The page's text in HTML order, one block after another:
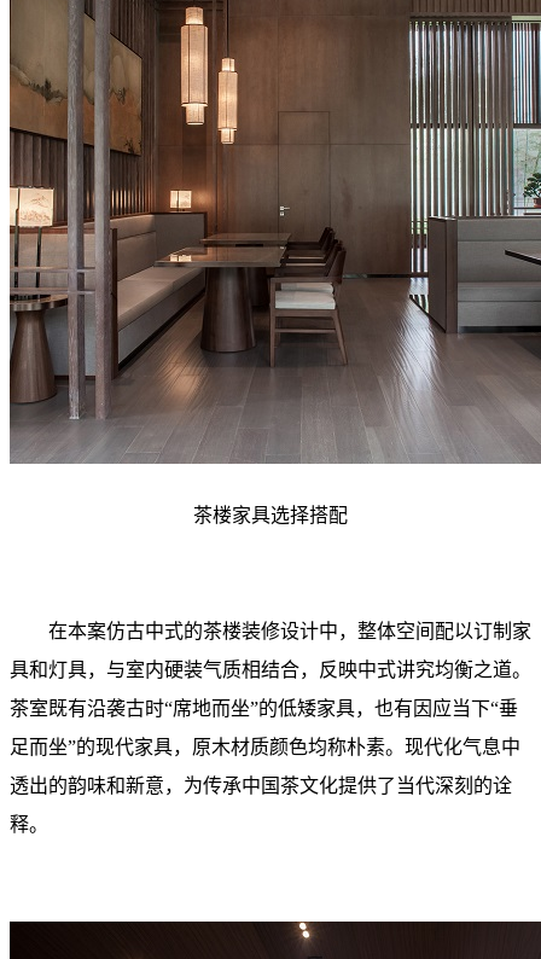
茶楼家具选择搭配
在本案仿古中式的茶楼装修设计中，整体空间配以订制家
具和灯具，与室内硬装气质相结合，反映中式讲究均衡之道。
茶室既有沿袭古时“席地而坐”的低矮家具，也有因应当下“垂
足而坐”的现代家具，原木材质颜色均称朴素。现代化气息中
透出的韵味和新意，为传承中国茶文化提供了当代深刻的诠
释。